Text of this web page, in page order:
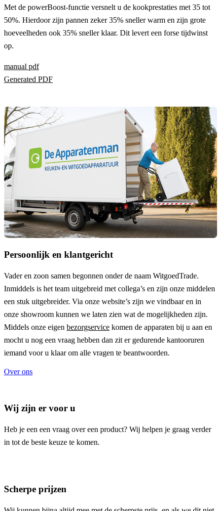
Met de powerBoost-functie versnelt u de kookprestaties met 35 tot
50%. Hierdoor zijn pannen zeker 35% sneller warm en zijn grote
hoeveelheden ook 35% sneller klaar. Dit levert een forse tijdwinst
op.
manual pdf
Generated PDF
Persoonlijk en klantgericht
Vader en zoon samen begonnen onder de naam WitgoedTrade.
Inmiddels is het team uitgebreid met collega’s en zijn onze middelen
een stuk uitgebreider. Via onze website’s zijn we vindbaar en in
onze showroom kunnen we laten zien wat de mogelijkheden zijn.
Middels onze eigen bezorgservice komen de apparaten bij u aan en
mocht u nog een vraag hebben dan zit er gedurende kantooruren
iemand voor u klaar om alle vragen te beantwoorden.
Over ons
Wij zijn er voor u
Heb je een een vraag over een product? Wij helpen je graag verder
in tot de beste keuze te komen.
Scherpe prijzen